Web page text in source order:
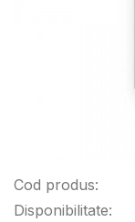
Cod produs:
Disponibilitate: